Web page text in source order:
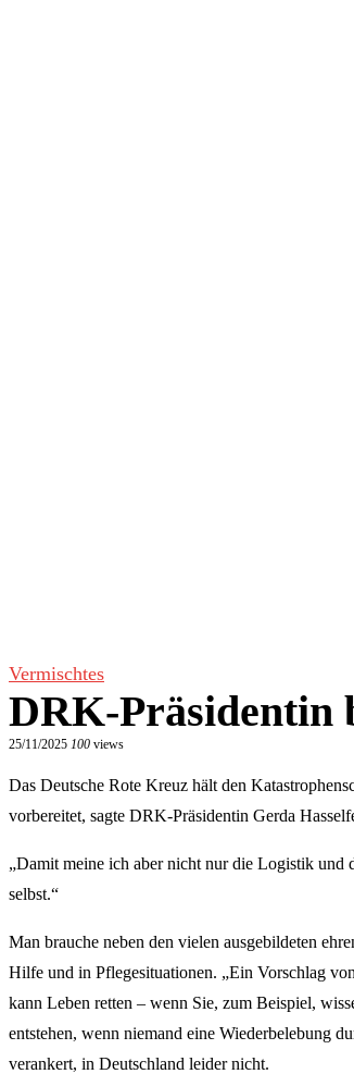
Vermischtes
DRK-Präsidentin
25/11/2025 100 views
Das Deutsche Rote Kreuz hält den
vorbereitet, sagte DRK-Präsidentin Gerda
„Damit meine ich aber nicht nur die Logistik
selbst.“
Man brauche neben den vielen ausgebildeten
Hilfe und in Pflegesituationen. „Ein Vorschlag
kann Leben retten – wenn Sie, zum Beispiel,
entstehen, wenn niemand eine Wiederbelebung
verankert, in Deutschland leider nicht.